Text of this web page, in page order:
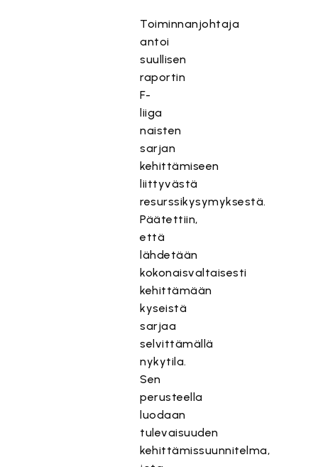
Toiminnanjohtaja
antoi
suullisen
raportin
F-
liiga
naisten
sarjan
kehittämiseen
liittyvästä
resurssikysymyksestä.
Päätettiin,
että
lähdetään
kokonaisvaltaisesti
kehittämään
kyseistä
sarjaa
selvittämällä
nykytila.
Sen
perusteella
luodaan
tulevaisuuden
kehittämissuunnitelma,